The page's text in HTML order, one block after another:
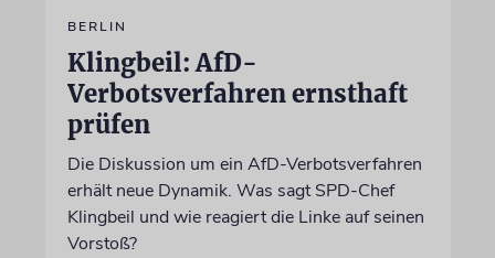
BERLIN
Klingbeil: AfD-
Verbotsverfahren ernsthaft
prüfen
Die Diskussion um ein AfD-Verbotsverfahren
erhält neue Dynamik. Was sagt SPD-Chef
Klingbeil und wie reagiert die Linke auf seinen
Vorstoß?